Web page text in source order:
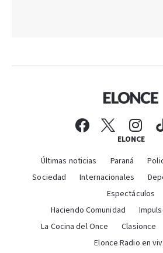
ELONCE
Últimas noticias Paraná
Sociedad
Internacionales
Espectáculos
Haciendo Comunidad
La Cocina del Once
Clasionce
Elonce Radio en